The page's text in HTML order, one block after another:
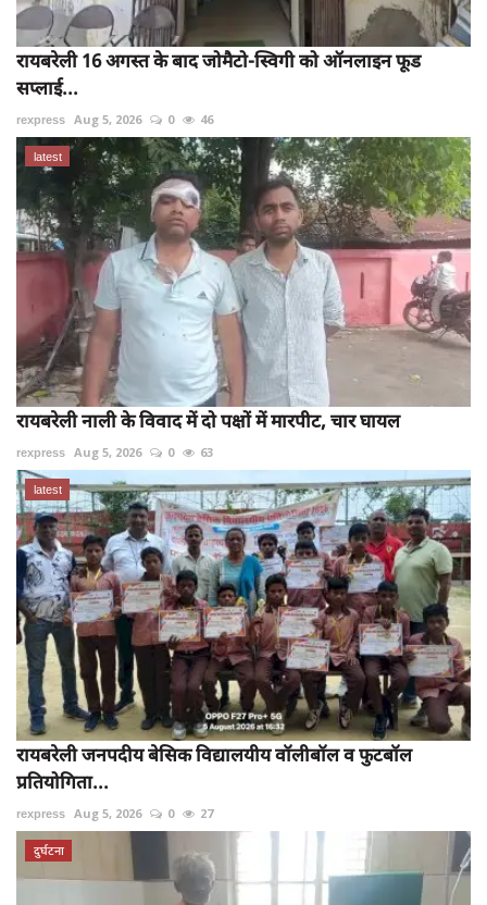
रायबरेली 16 अगस्त के बाद जोमैटो-स्विगी को ऑनलाइन फूड
सप्लाई...
rexpress Aug 5, 2026 0 46
latest
रायबरेली नाली के विवाद में दो पक्षों में मारपीट, चार घायल
rexpress Aug 5, 2026 0 63
latest
रायबरेली जनपदीय बेसिक विद्यालयीय वॉलीबॉल व फुटबॉल
प्रतियोगिता...
rexpress Aug 5, 2026 0 27
दुर्घटना